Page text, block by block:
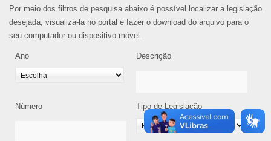
Por meio dos filtros de pesquisa abaixo é possível localizar a legislação
desejada, visualizá-la no portal e fazer o download do arquivo para o
seu computador ou dispositivo móvel.
Ano Descrição
Número Tipo de Legislação